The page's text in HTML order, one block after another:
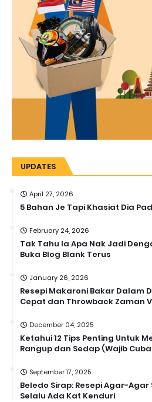
UPDATES
April 27, 2026
5 Bahan Je Tapi Khasiat Dia
February 24, 2026
Tak Tahu la Apa Nak Jadi
Buka Blog Blank Terus
January 26, 2026
Resepi Makaroni Bakar Dalam
Cepat dan Throwback Zaman
December 04, 2025
Ketahui 12 Tips Penting Untuk
Rangup dan Sedap (Wajib
September 17, 2025
Beledo Sirap: Resepi Agar-
Selalu Ada Kat Kenduri